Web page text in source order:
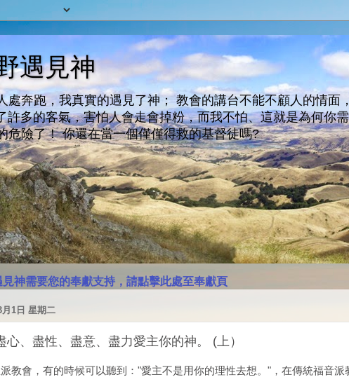
遇見神
處奔跑，我真實的遇見了神； 教會的講台不能不顧人的情
許多的客氣，害怕人會走會掉粉，而我不怕、這就是為何你
危險了！ 你還在當一個僅僅得救的基督徒嗎?
見神需要您的奉獻支持，請點擊此處至奉獻頁
月1日 星期二
心、盡性、盡意、盡力愛主你的神。 (上）
教會，有的時候可以聽到："愛主不是用你的理性去想。"，在傳統福音派